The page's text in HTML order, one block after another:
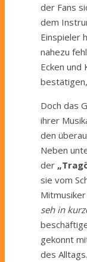
der Fans
dem
Einspieler
nahezu
Ecken und
Doch das
ihrer
den
Neben
der
sie vom
seh in
gekonnt
des